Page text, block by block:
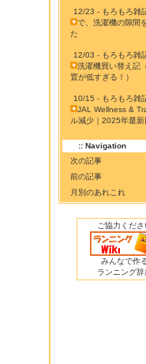
12/23 - もろもろ雑
で、洗濯機の隙間
た
12/03 - もろもろ雑
洗濯機買い替え記
置が低すぎる！）
10/15 - もろもろ雑
JAL Wellness &
ル減少｜2025年最
:: Navigation
次の記事
前の記事
月別のあれこれ
ご協力くださ
みんなで作
ランニング辞